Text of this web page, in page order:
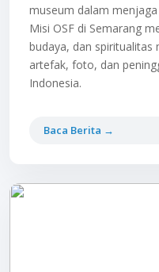
museum dalam
Misi OSF di Semarang
budaya, dan spiritualitas
artefak, foto, dan
Indonesia.
Baca Berita →